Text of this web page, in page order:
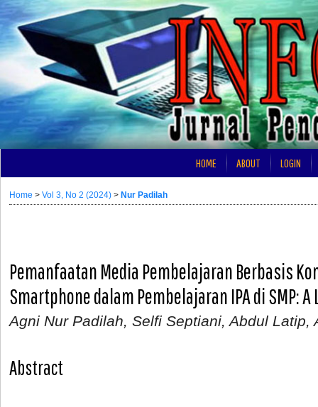
HOME ABOUT LOGIN
Home > Vol 3, No 2 (2024) > Nur Padilah
Pemanfaatan Media Pembelajaran Berbasis
Smartphone dalam Pembelajaran IPA di SMP:
Agni Nur Padilah, Selfi Septiani, Abdul Latip,
Abstract